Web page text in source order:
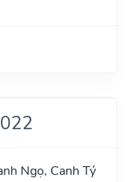
Ngọ, Canh Tý